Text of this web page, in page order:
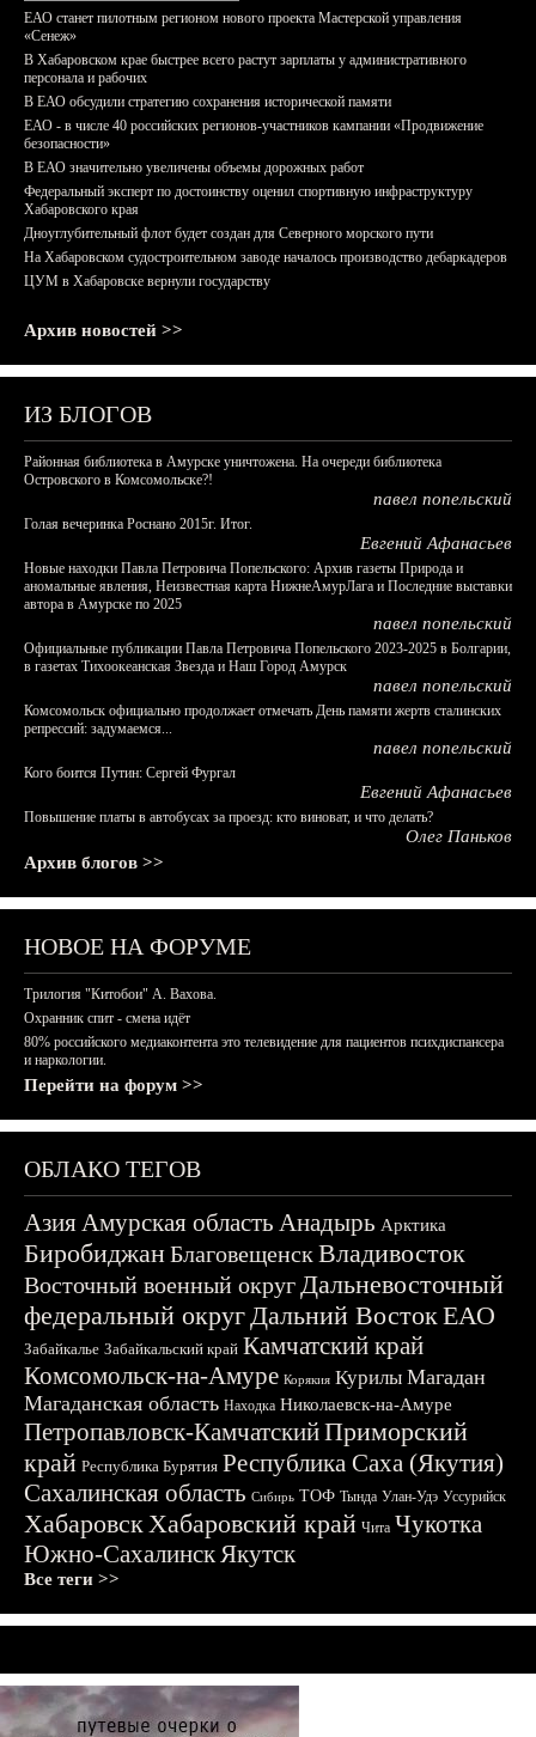
ЕАО станет пилотным регионом нового проекта Мастерской управления
«Сенеж»
В Хабаровском крае быстрее всего растут зарплаты у административного
персонала и рабочих
В ЕАО обсудили стратегию сохранения исторической памяти
ЕАО - в числе 40 российских регионов-участников кампании «Продвижение
безопасности»
В ЕАО значительно увеличены объемы дорожных работ
Федеральный эксперт по достоинству оценил спортивную инфраструктуру
Хабаровского края
Дноуглубительный флот будет создан для Северного морского пути
На Хабаровском судостроительном заводе началось производство дебаркадеров
ЦУМ в Хабаровске вернули государству
Архив новостей >>
ИЗ БЛОГОВ
Районная библиотека в Амурске уничтожена. На очереди библиотека
Островского в Комсомольске?!
павел попельский
Голая вечеринка Роснано 2015г. Итог.
Евгений Афанасьев
Новые находки Павла Петровича Попельского: Архив газеты Природа и
аномальные явления, Неизвестная карта НижнеАмурЛага и Последние выставки
автора в Амурске по 2025
павел попельский
Официальные публикации Павла Петровича Попельского 2023-2025 в Болгарии,
в газетах Тихоокеанская Звезда и Наш Город Амурск
павел попельский
Комсомольск официально продолжает отмечать День памяти жертв сталинских
репрессий: задумаемся...
павел попельский
Кого боится Путин: Сергей Фургал
Евгений Афанасьев
Повышение платы в автобусах за проезд: кто виноват, и что делать?
Олег Паньков
Архив блогов >>
НОВОЕ НА ФОРУМЕ
Трилогия "Китобои" А. Вахова.
Охранник спит - смена идёт
80% российского медиаконтента это телевидение для пациентов психдиспансера
и наркологии.
Перейти на форум >>
ОБЛАКО ТЕГОВ
АзияАмурская область Анадырь Арктика
БиробиджанБлаговещенскВладивосток
Восточный военный округДальневосточный
федеральный округДальний ВостокЕАО
Забайкалье Забайкальский край Камчатский край
Комсомольск-на-Амуре Корякия Курилы Магадан
Магаданская область Находка Николаевск-на-Амуре
Петропавловск-КамчатскийПриморский
край Республика Бурятия Республика Саха (Якутия)
Сахалинская область Сибирь ТОФ Тында Улан-Удэ Уссурийск
ХабаровскХабаровский край Чита Чукотка
Южно-СахалинскЯкутск
Все теги >>